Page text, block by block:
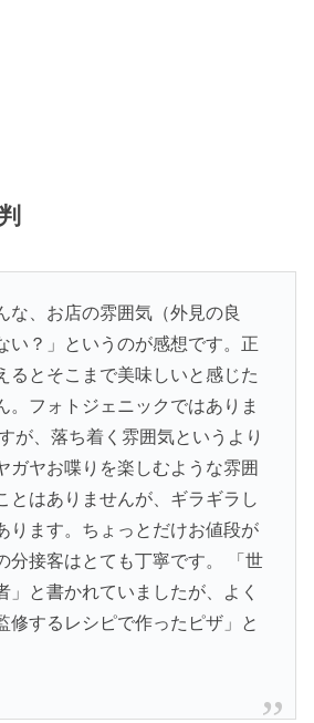
な、お店の雰囲気（外見の良
い？」というのが感想です。正
るとそこまで美味しいと感じた
。フォトジェニックではありま
が、落ち着く雰囲気というより
ガヤお喋りを楽しむような雰囲
とはありませんが、ギラギラし
ります。ちょっとだけお値段が
分接客はとても丁寧です。 「世
」と書かれていましたが、よく
するレシピで作ったピザ」と